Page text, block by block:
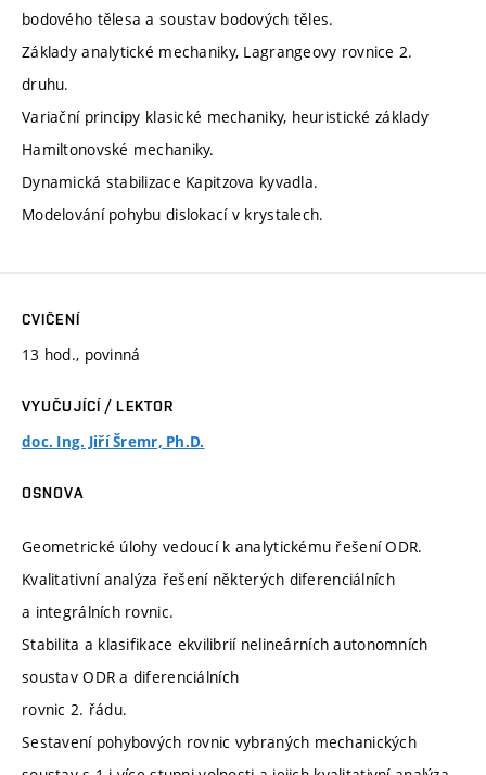
bodového tělesa a soustav bodových těles.
Základy analytické mechaniky, Lagrangeovy rovnice 2.
druhu.
Variační principy klasické mechaniky, heuristické základy
Hamiltonovské mechaniky.
Dynamická stabilizace Kapitzova kyvadla.
Modelování pohybu dislokací v krystalech.
CVIČENÍ
13 hod., povinná
VYUČUJÍCÍ / LEKTOR
doc. Ing. Jiří Šremr, Ph.D.
OSNOVA
Geometrické úlohy vedoucí k analytickému řešení ODR.
Kvalitativní analýza řešení některých diferenciálních
a integrálních rovnic.
Stabilita a klasifikace ekvilibrií nelineárních autonomních
soustav ODR a diferenciálních
rovnic 2. řádu.
Sestavení pohybových rovnic vybraných mechanických